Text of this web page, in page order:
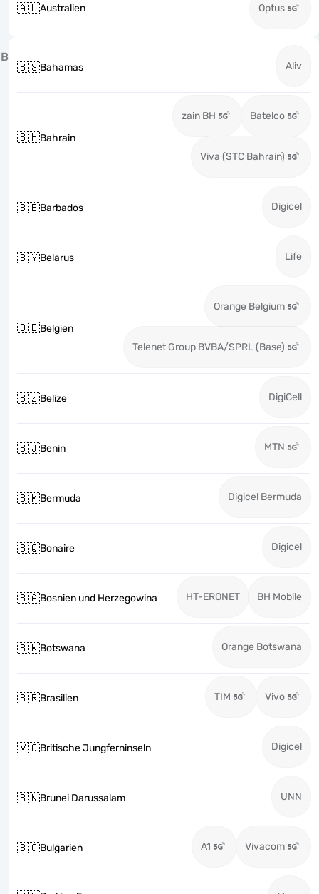
🇦🇺Australien Optus
B
🇧🇸Bahamas Aliv
🇧🇭Bahrain
zain BH Batelco
Viva (STC Bahrain)
🇧🇧Barbados Digicel
🇧🇾Belarus Life
🇧🇪Belgien
Orange Belgium
Telenet Group BVBA/SPRL (Base)
🇧🇿Belize DigiCell
🇧🇯Benin MTN
🇧🇲Bermuda Digicel Bermuda
🇧🇶Bonaire Digicel
🇧🇦Bosnien und Herzegowina HT-ERONET BH Mobile
🇧🇼Botswana Orange Botswana
🇧🇷Brasilien TIM Vivo
🇻🇬Britische Jungferninseln Digicel
🇧🇳Brunei Darussalam UNN
🇧🇬Bulgarien A1 Vivacom